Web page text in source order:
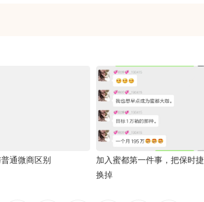
通微商区别
加入蜜都第一件事，把保时捷
换掉